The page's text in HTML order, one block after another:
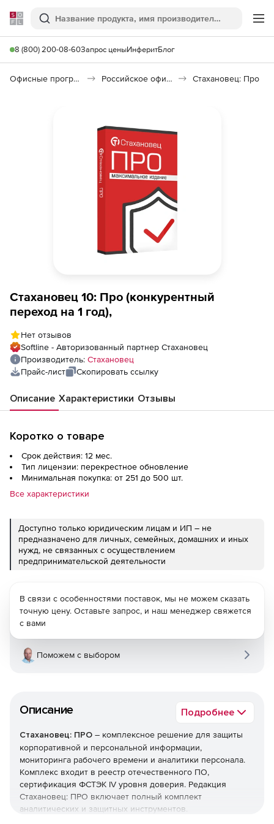
Softline
Поиск
8 (800) 200-08-60Запрос ценыИнферитБлог
Офисные программы Российское офисное ПО (Импортозамещение) Стахановец: Про
Стахановец 10: Про (конкурентный
переход на 1 год),
Нет отзывов
Softline - Авторизованный партнер Стахановец
Производитель: Стахановец
Прайс-лист
Скопировать ссылку
Описание Характеристики Отзывы
Коротко о товаре
Срок действия: 12 мес.
Тип лицензии: перекрестное обновление
Минимальная покупка: от 251 до 500 шт.
Все характеристики
Доступно только юридическим лицам и ИП – не
предназначено для личных, семейных, домашних и иных
нужд, не связанных с осуществлением
предпринимательской деятельности
Описание Подробнее
Стахановец: ПРО – комплексное решение для защиты
корпоративной и персональной информации,
мониторинга рабочего времени и аналитики персонала.
Комплекс входит в реестр отечественного ПО,
сертификация ФСТЭК IV уровня доверия. Редакция
Стахановец: ПРО включает полный комплект
аналитических и защитных инструментов.
В связи с особенностями поставок, мы не можем сказать
точную цену. Оставьте запрос, и наш менеджер свяжется
с вами
Поможем с выбором